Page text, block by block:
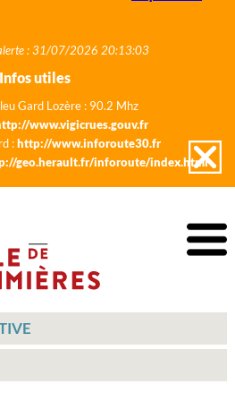
: 31/07/2026 20:13:03
Infos utiles
Gard Lozère : 90.2 Mhz
www.vigicrues.gouv.fr
:http://www.inforoute30.fr
geo.herault.fr/inforoute/index.html